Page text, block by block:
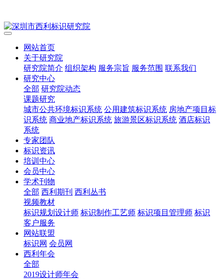
网站首页
关于研究院
研究院简介 组织架构 服务宗旨 服务范围 联系我们
研究中心
全部 研究院动态
课题研究
城市公共环境标识系统 公用建筑标识系统 房地产项目标
识系统 商业地产标识系统 旅游景区标识系统 酒店标识
系统
专家团队
标识资讯
培训中心
会员中心
学术刊物
全部 西利期刊 西利丛书
视频教材
标识规划设计师 标识制作工艺师 标识项目管理师 标识
客户服务
网站联盟
标识网 会员网
西利年会
全部
2019设计师年会